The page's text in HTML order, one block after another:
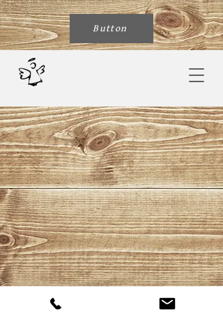
Button
Klosterhotel Walkenried